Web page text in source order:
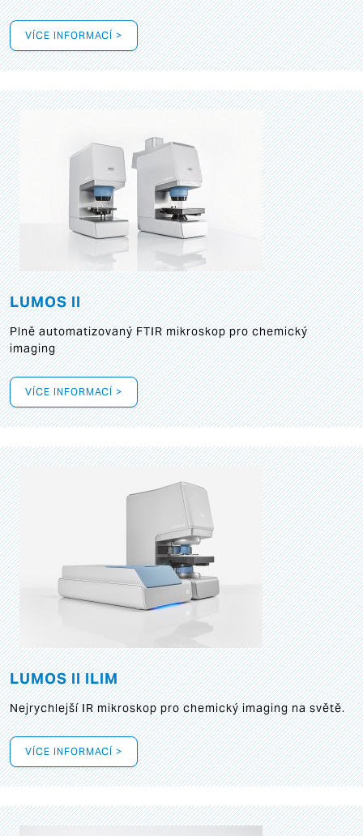
VÍCE INFORMACÍ >
LUMOS II
Plně automatizovaný FTIR mikroskop pro chemický
imaging
VÍCE INFORMACÍ >
LUMOS II ILIM
Nejrychlejší IR mikroskop pro chemický imaging na světě.
VÍCE INFORMACÍ >